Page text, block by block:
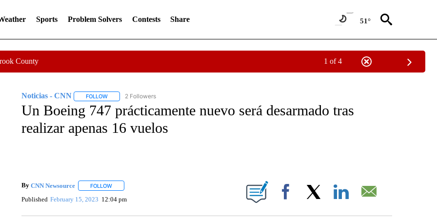
Sports Problem Solvers Contests Share 51°
County 1 of 4
Noticias - CNN FOLLOWFOLLOW "NOTICIAS - CNN" TO RECEIVE NOTIFICATIONS ABOUT NEW PAGES ON "NOTICIAS - CNN".
2 Followers
Un Boeing 747 prácticamente nuevo será desarmado tras
realizar apenas 16 vuelos
By CNN Newsource FOLLOWFOLLOW "" TO RECEIVE NOTIFICATIONS ABOUT NEW PAGES ON "".
Published February 15, 2023 12:04 pm Facebook